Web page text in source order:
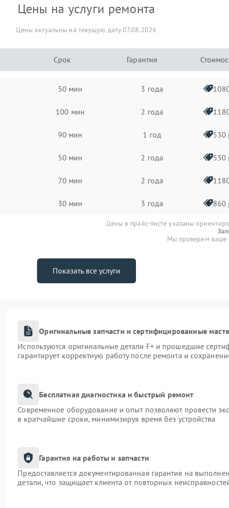
Цены на услуги ремонта
Цены актуальны на текущую дату 07.08.2026
Срок Гарантия
50 мин 3 года
100 мин 2 года
90 мин 1 год 530
50 мин 2 года 530
70 мин 2 года
30 мин 3 года 860
Цены в прайс-листе указаны
Мы проверим ваше
Показать все услуги
Оригинальные запчасти и сертифицированные
Используются оригинальные детали F+ и прошедшие
гарантирует корректную работу после ремонта и
Бесплатная диагностика и быстрый ремонт
Современное оборудование и опыт позволяют провести
в кратчайшие сроки, минимизируя время без устройства
Гарантия на работы и запчасти
Предоставляется документированная гарантия на
детали, что защищает клиента от повторных